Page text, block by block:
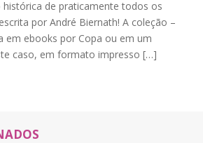
de praticamente todos os
por André Biernath! A coleção –
em ebooks por Copa ou em um
caso, em formato impresso […]